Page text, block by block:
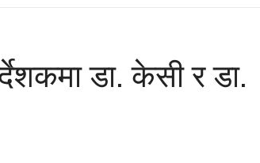
डा. केसी र डा.